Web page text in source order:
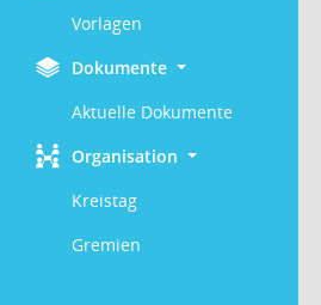
Vorlagen
Dokumente
Aktuelle Dokumente
Organisation
Kreistag
Gremien